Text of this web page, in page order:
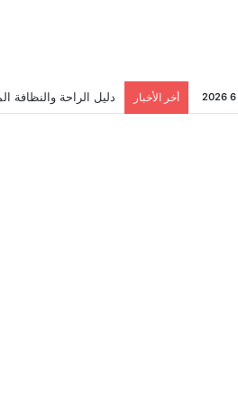
أخر الأخبار دليل الراحة والنظافة